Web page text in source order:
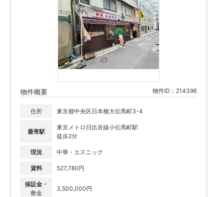
物件概要 物件ID：214396
住所 東京都中央区日本橋大伝馬町3-4
最寄駅
東京メトロ日比谷線小伝馬町駅
徒歩2分
現況 中華・エスニック
賃料 527,780円
保証金・
敷金
3,500,000円